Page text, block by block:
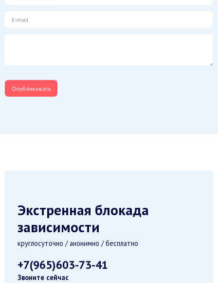
Экстренная блокада
зависимости
круглосуточно / анонимно / бесплатно
+7(965)603-73-41
Звоните сейчас